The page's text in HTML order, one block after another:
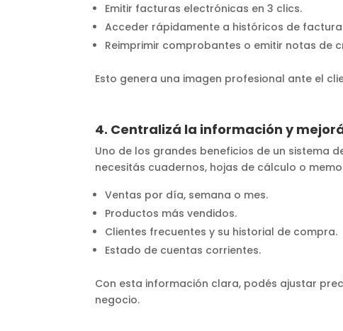
Emitir facturas electrónicas en 3 clics.
Acceder rápidamente a históricos de
Reimprimir comprobantes o emitir notas de
Esto genera una imagen profesional ante el
4. Centralizá la información y
Uno de los grandes beneficios de un sistema
necesitás cuadernos, hojas de cálculo o
Ventas por día, semana o mes.
Productos más vendidos.
Clientes frecuentes y su historial de compra.
Estado de cuentas corrientes.
Con esta información clara, podés ajustar
negocio.